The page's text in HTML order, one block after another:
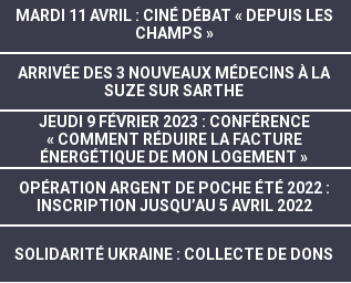
MARDI 11 AVRIL : CINÉ DÉBAT « DEPUIS LES
CHAMPS »
ARRIVÉE DES 3 NOUVEAUX MÉDECINS À LA
SUZE SUR SARTHE
JEUDI 9 FÉVRIER 2023 : CONFÉRENCE
« COMMENT RÉDUIRE LA FACTURE
ÉNERGÉTIQUE DE MON LOGEMENT »
OPÉRATION ARGENT DE POCHE ÉTÉ 2022 :
INSCRIPTION JUSQU’AU 5 AVRIL 2022
SOLIDARITÉ UKRAINE : COLLECTE DE DONS